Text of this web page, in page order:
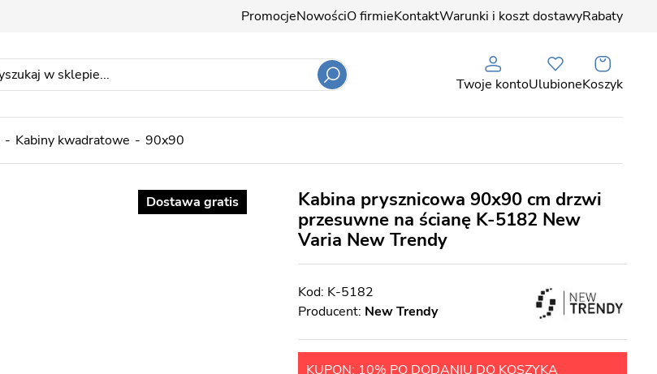
PromocjeNowościO firmieKontaktWarunki i koszt dostawyRabaty
Twoje kontoUlubioneKoszyk
Kabiny kwadratowe 90x90
Dostawa gratis
Kabina prysznicowa 90x90 cm drzwi
przesuwne na ścianę K-5182 New
Varia New Trendy
K-5182
Producent: New Trendy
KUPON: 10% PO DODANIU DO KOSZYKA